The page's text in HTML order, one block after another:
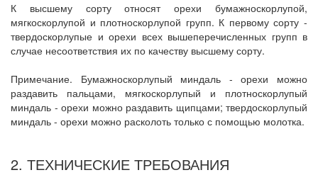
К высшему сорту относят орехи бумажноскорлупой,
мягкоскорлупой и плотноскорлупой групп. К первому сорту -
твердоскорлупые и орехи всех вышеперечисленных групп в
случае несоответствия их по качеству высшему сорту.
Примечание. Бумажноскорлупый миндаль - орехи можно
раздавить пальцами, мягкоскорлупый и плотноскорлупый
миндаль - орехи можно раздавить щипцами; твердоскорлупый
миндаль - орехи можно расколоть только с помощью молотка.
2. ТЕХНИЧЕСКИЕ ТРЕБОВАНИЯ